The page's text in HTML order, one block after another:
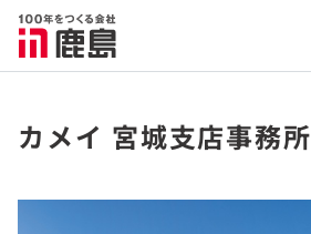
カメイ 宮城支店事務所